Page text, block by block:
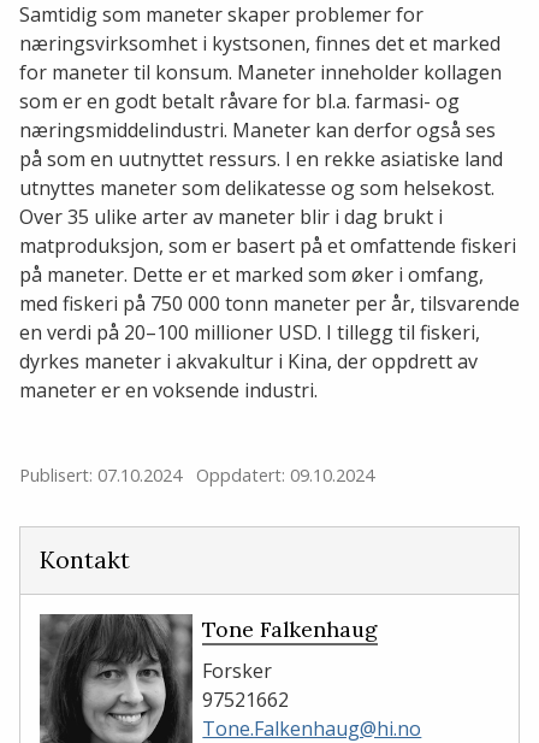
Samtidig som maneter skaper problemer for
næringsvirksomhet i kystsonen, finnes det et marked
for maneter til konsum. Maneter inneholder kollagen
som er en godt betalt råvare for bl.a. farmasi- og
næringsmiddelindustri. Maneter kan derfor også ses
på som en uutnyttet ressurs. I en rekke asiatiske land
utnyttes maneter som delikatesse og som helsekost.
Over 35 ulike arter av maneter blir i dag brukt i
matproduksjon, som er basert på et omfattende fiskeri
på maneter. Dette er et marked som øker i omfang,
med fiskeri på 750 000 tonn maneter per år, tilsvarende
en verdi på 20–100 millioner USD. I tillegg til fiskeri,
dyrkes maneter i akvakultur i Kina, der oppdrett av
maneter er en voksende industri.
Publisert: 07.10.2024 Oppdatert: 09.10.2024
Kontakt
Tone Falkenhaug
Forsker
97521662
Tone.Falkenhaug@hi.no